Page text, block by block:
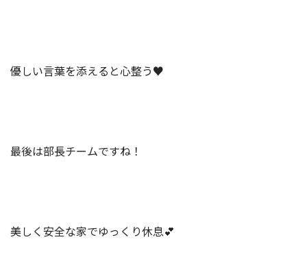
優しい言葉を添えると心整う♥️
最後は部長チームですね！
美しく安全な家でゆっくり休息💕